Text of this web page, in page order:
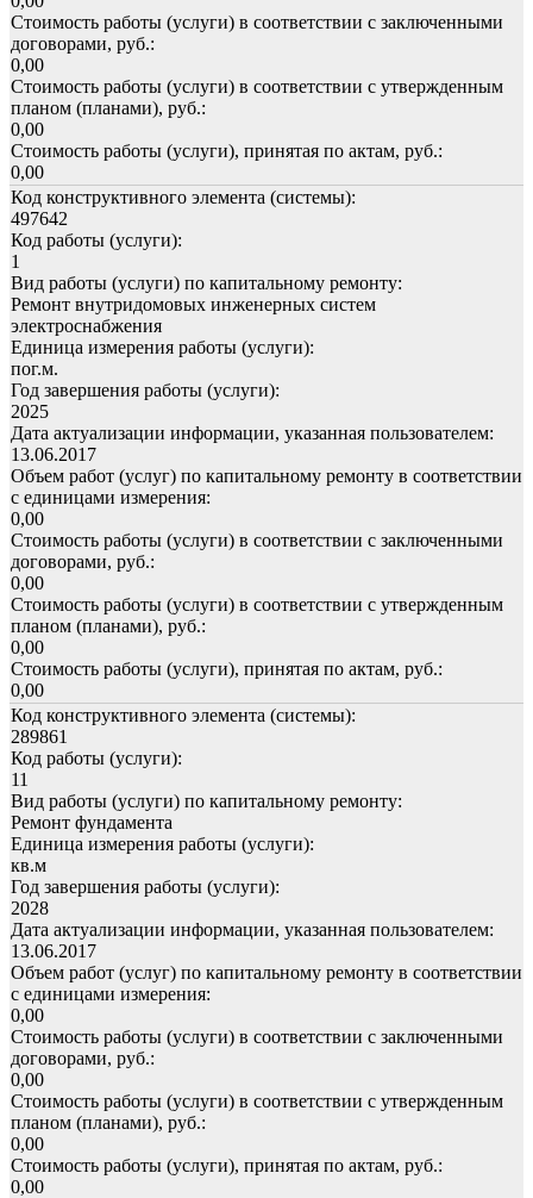
Стоимость работы (услуги) в соответствии с заключенными
договорами, руб.:
0,00
Стоимость работы (услуги) в соответствии с утвержденным
планом (планами), руб.:
0,00
Стоимость работы (услуги), принятая по актам, руб.:
0,00
Код конструктивного элемента (системы):
497642
Код работы (услуги):
1
Вид работы (услуги) по капитальному ремонту:
Ремонт внутридомовых инженерных систем
электроснабжения
Единица измерения работы (услуги):
пог.м.
Год завершения работы (услуги):
2025
Дата актуализации информации, указанная пользователем:
13.06.2017
Объем работ (услуг) по капитальному ремонту в соответствии
с единицами измерения:
0,00
Стоимость работы (услуги) в соответствии с заключенными
договорами, руб.:
0,00
Стоимость работы (услуги) в соответствии с утвержденным
планом (планами), руб.:
0,00
Стоимость работы (услуги), принятая по актам, руб.:
0,00
Код конструктивного элемента (системы):
289861
Код работы (услуги):
11
Вид работы (услуги) по капитальному ремонту:
Ремонт фундамента
Единица измерения работы (услуги):
кв.м
Год завершения работы (услуги):
2028
Дата актуализации информации, указанная пользователем:
13.06.2017
Объем работ (услуг) по капитальному ремонту в соответствии
с единицами измерения:
0,00
Стоимость работы (услуги) в соответствии с заключенными
договорами, руб.:
0,00
Стоимость работы (услуги) в соответствии с утвержденным
планом (планами), руб.:
0,00
Стоимость работы (услуги), принятая по актам, руб.:
0,00